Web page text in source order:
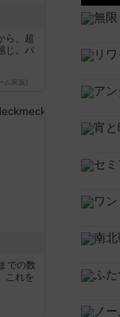
ら、超
じ。パ
家族)
での数
これを